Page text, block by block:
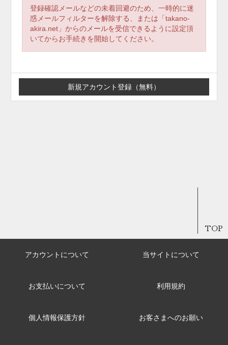
登録確認メールなどの未着回避のため、一時的に迷
惑メールフィルターを解除する、または「takano-
akira.net」からのメールを受信できるように設定頂
いてからお手続きを開始してください。
TOP
アカウントについて 当サイトについて
お支払いについて 利用規約
個人情報保護方針 お客さまへのお願い